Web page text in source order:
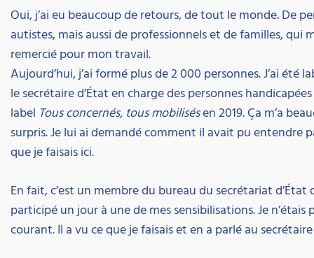
Oui, j’ai eu beaucoup de retours, de tout le monde. De
autistes, mais aussi de professionnels et de familles, qui
remercié pour mon travail.
Aujourd’hui, j’ai formé plus de 2 000 personnes. J’ai été
le secrétaire d’État en charge des personnes
label Tous concernés, tous mobilisésen 2019. Ça m’a
surpris. Je lui ai demandé comment il avait pu entendre
que je faisais ici.
En fait, c’est un membre du bureau du secrétariat d’État
participé un jour à une de mes sensibilisations. Je n’étais
courant. Il a vu ce que je faisais et en a parlé au secrétaire